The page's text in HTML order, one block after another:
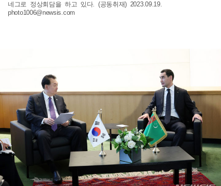
네그로 정상회담을 하고 있다. (공동취재) 2023.09.19.
photo1006@newsis.com